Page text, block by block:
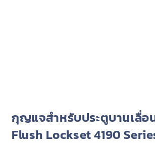
กุญแจสำหรับประตูบานเลื่อ
Flush Lockset 4190